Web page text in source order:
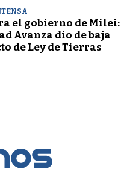
el gobierno de Milei:
Avanza dio de baja
de Ley de Tierras